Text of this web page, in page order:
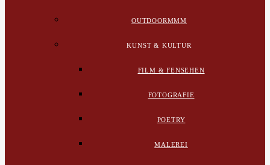
OUTDOORMMM
KUNST & KULTUR
FILM & FENSEHEN
FOTOGRAFIE
POETRY
MALEREI